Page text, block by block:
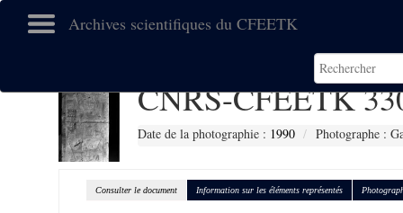
Archives scientifiques du CFEETK
CNRS-CFEETK
Date de la photographie : 1990 Photographe :
Consulter le document Information sur les éléments représentés